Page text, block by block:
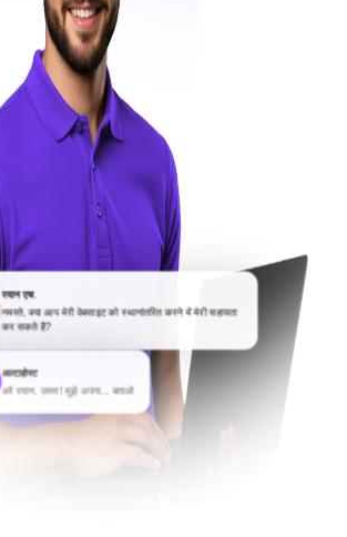
रयान एच.
नमस्ते, क्या आप मेरी वेबसाइट को स्थानांतरित करने में मेरी सहायता
कर सकते हैं?
अल्टाहोस्ट
अरे रयान, ज़रूर! मुझे अपना... बताओ